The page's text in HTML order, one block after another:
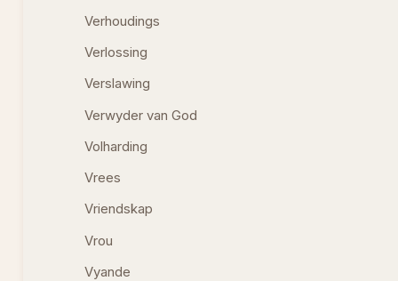
Verhoudings
Verlossing
Verslawing
Verwyder van God
Volharding
Vrees
Vriendskap
Vrou
Vyande